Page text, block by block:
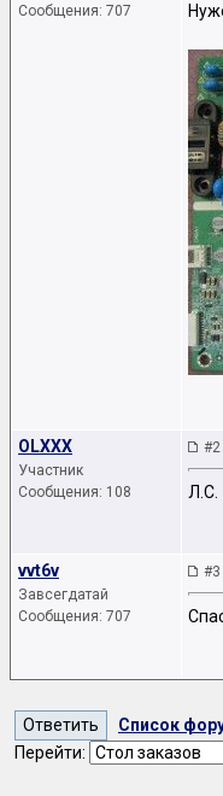
Сообщения: 707
OLXXX
Участник
Сообщения: 108
Л.С.
vvt6v
Завсегдатай
Сообщения: 707
Список
Перейти: